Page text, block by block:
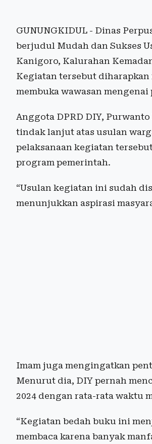
GUNUNGKIDUL - Dinas
berjudul Mudah dan Sukses
Kanigoro, Kalurahan
Kegiatan tersebut diharapkan
membuka wawasan
Anggota DPRD DIY,
tindak lanjut atas usulan
pelaksanaan kegiatan
program pemerintah.
“Usulan kegiatan ini sudah
menunjukkan aspirasi
Imam juga mengingatkan
Menurut dia, DIY pernah
2024 dengan rata-rata waktu
“Kegiatan bedah buku ini
membaca karena banyak